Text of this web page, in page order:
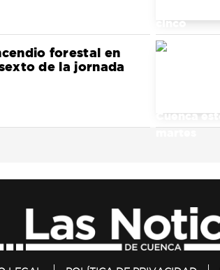
forestal en
de la jornada